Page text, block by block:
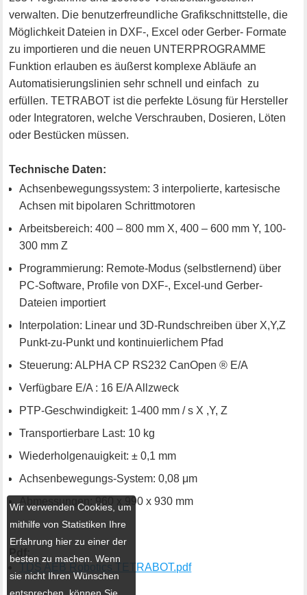
verwalten. Die benutzerfreundliche Grafikschnittstelle, die
Möglichkeit Dateien in DXF-, Excel oder Gerber- Formate
zu importieren und die neuen UNTERPROGRAMME
Funktion erlauben es äußerst komplexe Abläufe an
Automatisierungslinien sehr schnell und einfach zu
erfüllen. TETRABOT ist die perfekte Lösung für Hersteller
oder Integratoren, welche Verschrauben, Dosieren, Löten
oder Bestücken müssen.
Technische Daten:
Achsenbewegungssystem: 3 interpolierte, kartesische
Achsen mit bipolaren Schrittmotoren
Arbeitsbereich: 400 – 800 mm X, 400 – 600 mm Y, 100-
300 mm Z
Programmierung: Remote-Modus (selbstlernend) über
PC-Software, Profile von DXF-, Excel-und Gerber-
Dateien importiert
Interpolation: Linear und 3D-Rundschreiben über X,Y,Z
Punkt-zu-Punkt und kontinuierlichem Pfad
Steuerung: ALPHA CP RS232 CanOpen ® E/A
Verfügbare E/A : 16 E/A Allzweck
PTP-Geschwindigkeit: 1-400 mm / s X ,Y, Z
Transportierbare Last: 10 kg
Wiederholgenauigkeit: ± 0,1 mm
Achsenbewegungs-System: 0,08 μm
Abmessungen: 960 x 990 x 930 mm
Pdf:
TDS AEB Robotics TETRABOT.pdf
Wir verwenden Cookies, um
mithilfe von Statistiken Ihre
Erfahrung hier zu einer der
besten zu machen. Wenn
sie nicht Ihren Wünschen
entsprechen, können Sie